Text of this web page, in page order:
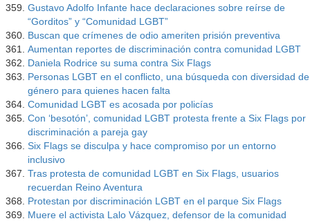
Gustavo Adolfo Infante hace declaraciones sobre reírse de
“Gorditos” y “Comunidad LGBT”
Buscan que crímenes de odio ameriten prisión preventiva
Aumentan reportes de discriminación contra comunidad LGBT
Daniela Rodrice su suma contra Six Flags
Personas LGBT en el conflicto, una búsqueda con diversidad de
género para quienes hacen falta
Comunidad LGBT es acosada por policías
Con ‘besotón’, comunidad LGBT protesta frente a Six Flags por
discriminación a pareja gay
Six Flags se disculpa y hace compromiso por un entorno
inclusivo
Tras protesta de comunidad LGBT en Six Flags, usuarios
recuerdan Reino Aventura
Protestan por discriminación LGBT en el parque Six Flags
Muere el activista Lalo Vázquez, defensor de la comunidad